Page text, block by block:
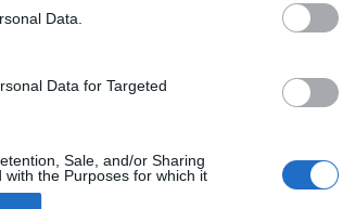
Data.
Data for Targeted
Sale, and/or Sharing
the Purposes for which it